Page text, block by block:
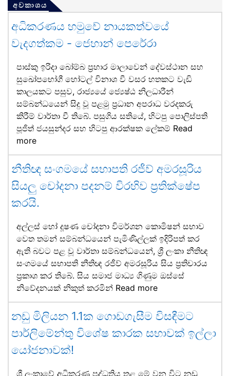
අවකාශය
අධිකරණය හමුවේ නායකත්වයේ
වැදගත්කම - ජෙහාන් පෙරේරා
පාස්කු ඉරිදා බෝම්බ ප්‍රහාර මාලාවෙන් දේවස්ථාන සහ
සුඛෝපභෝගී හෝටල් විනාශ වී වසර හතකට වැඩි
කාලයකට පසුව, රාජ්‍යයේ ජ්‍යෙෂ්ඨ නිලධාරීන්
සම්බන්ධයෙන් සිදු වූ පළමු ප්‍රධාන අපරාධ වරදකරු
කිරීම් වාර්තා වී තිබේ. පසුගිය සතියේ, හිටපු පොලිස්පති
පූජිත් ජයසුන්දර සහ හිටපු ආරක්ෂක ලේකම් Read
more
නීතිඥ සංගමයේ සභාපති රජීව් අමරසූරිය
සියලු චෝදනා පදනම් විරහිව ප්‍රතික්ෂේප
කරයි.
අල්ලස් හෝ දූෂණ චෝදනා විමර්ශන කොමිෂන් සභාව
වෙත තමන් සම්බන්ධයෙන් පැමිණිල්ලක් ඉදිරිපත් කර
ඇති බවට පළ වූ වාර්තා සම්බන්ධයෙන්, ශ්‍රී ලංකා නීතිඥ
සංගමයේ සභාපති නීතිඥ රජීව් අමරසූරිය සිය ප්‍රතිචාරය
ප්‍රකාශ කර තිබේ. සිය සමාජ මාධ්‍ය ගිණුම ඔස්සේ
නිවේදනයක් නිකුත් කරමින් Read more
නඩු මිලියන 1.1ක ගොඩගැසීම විසඳීමට
පාර්ලිමේන්තු විශේෂ කාරක සභාවක් ඉල්ලා
යෝජනාවක්!
ශ්‍රී ලංකාවේ අධිකරණ පද්ධතිය තුළ මේ වන විට නඩු